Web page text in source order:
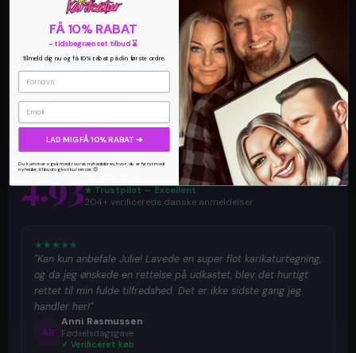
Polterabend ❤️ Valentinsgave
👴Bedsteforældre 🏆Jubilæumsgave
🥂Receptionsgave 👶Barselsgave
4.93★★
★ Trustpilot — Excellent
204+ verificerede danske anmeldelser
★ ★ ★ ★ ★
"Kan kun anbefale Julie! Lavede en super flot karikaturtegning,
og da jeg ønskede en rettelse på udkastet, blev det hurtigt
rettet til min fulde tilfredshed. Det er ikke sidste gang jeg
handler her!"
AR
Anni Rasmussen
Fødselsdagsgave
✓ Verificeret køb
FÅ 10% RABAT
- tidsbegrænset tilbud ⌛
Tilmeld dig nu og få 10% rabat på din første ordre.
LAD MIG FÅ 10% RABAT ➜
Du kommer også med i vores nyhedsbrev, hvor du er først med
nyheder, tilbud og konkurrencer 😍